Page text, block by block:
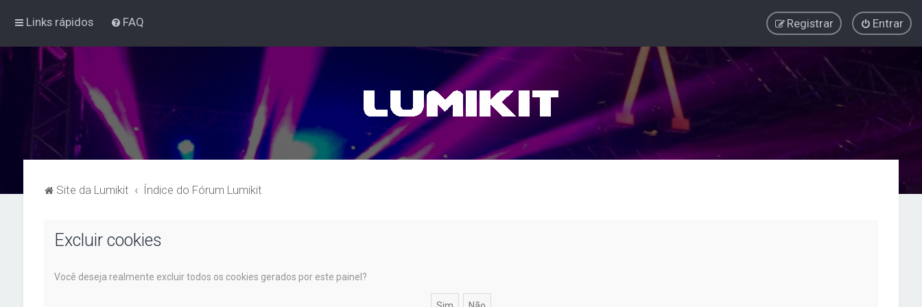
Links rápidos FAQ Entrar
Registrar
Site da Lumikit Índice do Fórum Lumikit
Excluir cookies
Você deseja realmente excluir todos os cookies gerados por este painel?